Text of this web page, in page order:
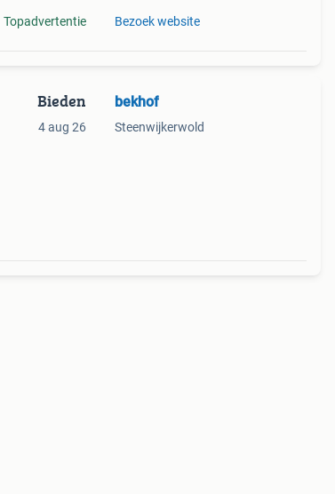
Topadvertentie Bezoek website
Bieden
4 aug 26
bekhof
Steenwijkerwold